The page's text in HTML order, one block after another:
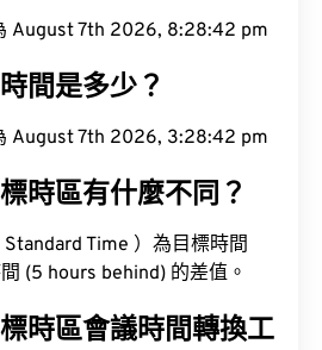
August 7th 2026, 8:28:42 pm
間是多少？
August 7th 2026, 3:28:42 pm
時區有什麼不同？
Time ）為目標時間
(5 hours behind) 的差值。
時區會議時間轉換工